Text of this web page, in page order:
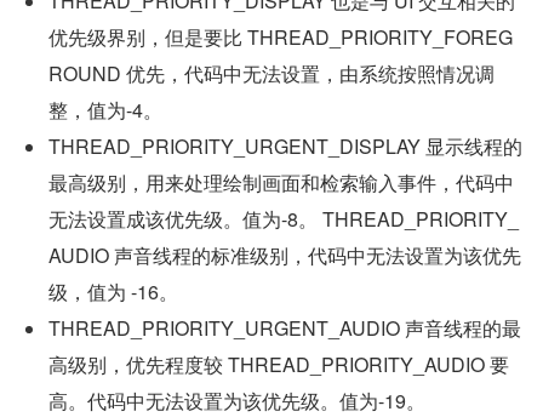
优先级界别，但是要比 THREAD_PRIORITY_FOREG
ROUND 优先，代码中无法设置，由系统按照情况调
整，值为-4。
THREAD_PRIORITY_URGENT_DISPLAY 显示线程的
最高级别，用来处理绘制画面和检索输入事件，代码中
无法设置成该优先级。值为-8。 THREAD_PRIORITY_
AUDIO 声音线程的标准级别，代码中无法设置为该优先
级，值为 -16。
THREAD_PRIORITY_URGENT_AUDIO 声音线程的最
高级别，优先程度较 THREAD_PRIORITY_AUDIO 要
高。代码中无法设置为该优先级。值为-19。